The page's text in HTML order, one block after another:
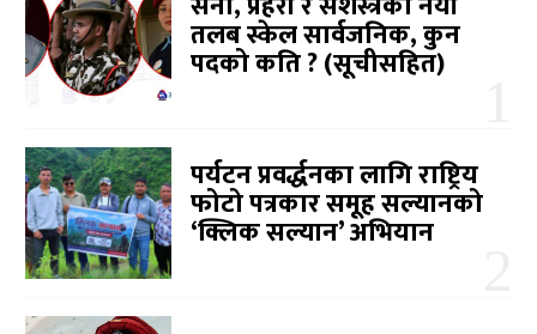
तलब स्केल सार्वजनिक, कुन
पदको कति ? (सूचीसहित)
पर्यटन प्रवर्द्धनका लागि राष्ट्रिय
फोटो पत्रकार समूह सल्यानको
‘क्लिक सल्यान’ अभियान